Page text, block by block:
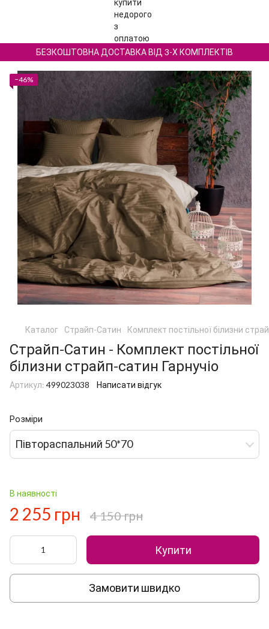
БЕЗКОШТОВНА ДОСТАВКА ВІД 3-Х КОМПЛЕКТІВ
−46%
Каталог Страйп-Сатин Комплект постільної білизни
Страйп-Сатин - Комплект постільної
білизни страйп-сатин Гарнучіо
Артикул: 499023038 Написати відгук
Розміри
Півтораспальний 50*70
В наявності
2 255 грн 4 150 грн
Купити
Замовити швидко